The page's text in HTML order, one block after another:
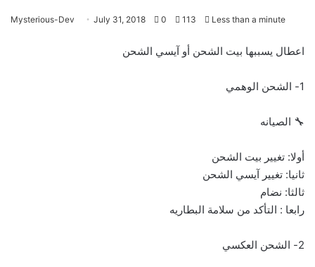
Mysterious-Dev July 31, 2018 0 113 Less than a minute
اعطال يسببها بيت الشحن أو آيسي الشحن
1- الشحن الوهمي
🔧 الصيانه
أولا: تغيير بيت الشحن
ثانيا: تغيير آيسي الشحن
ثالثا: نضام
رابعا : التأكد من سلامة البطاريه
2- الشحن العكسي